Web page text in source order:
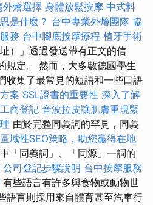
外燴選擇 身體放鬆按摩 中式料
是什麼？ 台中專業外燴團隊 協
務 台中腳底按摩療程 植牙手術
）」透過發送帶有正文的信
規定。 然而，大多數德國學生
收集了最常見的短語和一些口語
案 SSL證書的重要性 深入了解
商登記 音波拉皮讓肌膚重現緊
由於完整同義詞的罕見，同義
區域性SEO策略，助您贏得在地
「同義詞」、「同源」一詞的
公司登記步驟說明 台中按摩服務
有些語言有許多與食物或動物世
語言則採用來自體育甚至汽車行